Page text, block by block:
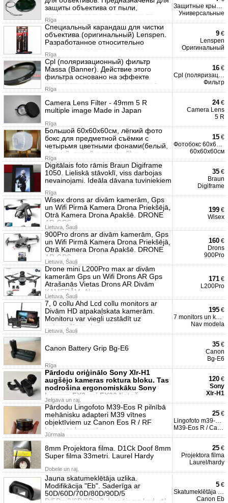
защиты объектива от пыли,
отпечатков пальцев, вредных во
Rīga
Защитные крышки
Универсальные
Специальный карандаш для чистки
объектива (оригинальный) Lenspen.
Разработанное относительно
недавно достаточно не дорог
Rīga
9 €
Lenspen
Оригинальный
Cpl (поляризационный) фильтр
Massa (Banner). Действие этого
фильтра основано на эффекте
поляризации электромагнитных в
Rīga
16 €
Cpl (поляризационный)
Фильтр
Camera Lens Filter - 49mm 5 R
multiple image Made in Japan
Rīga
24€
Camera Lens
5 R
Большой 60х60х60см, лёгкий фото
бокс для предметной съёмки с
четырьмя цветными фонами(белый,
чёрный, синий и красный) и
Rīga
15 €
Фотобокс 60х60х60см, боль
60х60х60см
Digitālais foto rāmis Braun Digiframe
1050. Lieliskā stāvoklī, viss darbojas
nevainojami. Ideāla dāvana tuviniekiem
v
Rīga
35 €
Braun
Digiframe
Wisex drons ar divām kamerām, Gps
un Wifi Pirmā Kamera Drona Priekšējā,
Otrā Kamera Drona Apakšē. DRONE
AR GPS.
Lietuva, Šauļi
199 €
Wisex
900Pro drons ar divām kamerām, Gps
un Wifi Pirmā Kamera Drona Priekšējā,
Otrā Kamera Drona Apakšē. DRONE
AR GPS
Lietuva, Šauļi
160 €
Drons
900Pro
Drone mini L200Pro max ar divām
kamerām Gps un Wifi Drons AR Gps
Atrašanās Vietas Drons AR Divām
KAMERĀM. Akum
Lietuva, Šauļi
171 €
L200Pro
7, 0 collu Ahd Lcd collu monitors ar
Divām HD atpakaļskata kamerām.
Monitoru var viegli uzstādīt uz
automašīnas, kra
Lietuva, Šauļi
195 €
7 monitors un kameras
Nav modela
Canon Battery Grip Bg-E6
Rīga
35 €
Canon
Bg-E6
Pārdodu oriģinālo Sony Xlr-H1
augšējo kameras roktura bloku. Tas
nodrošina ergonomiskāku Sony
kameru FX3 vai FX30 lietoš
Jelgava un raj.
120 €
Sony
Xlr-H1
Pārdodu Lingofoto M39-Eos R pilnībā
mehānisku adapteri M39 vītnes
objektīviem uz Canon Eos R / RF
bajoneta kamerām.
Jūrmala
25 €
Lingofoto m39-eos r adapteri
M39-Eos R / Canon
8mm Projektora filma. D1Ck Doof 8mm
Super filma 33metri. Laurel Hardy
Dobele un raj.
25 €
Projektora filma
Laurel/hardy
Jauna skatumeklētāja uzlika.
Modifikācija "Eb". Saderīga ar
50D/60D/70D/80D/90D/5
D/5Dm2/6D/6Dm2. Iespējams kad vēl
5 €
Skatumeklētāja uzlika
Canon Eb